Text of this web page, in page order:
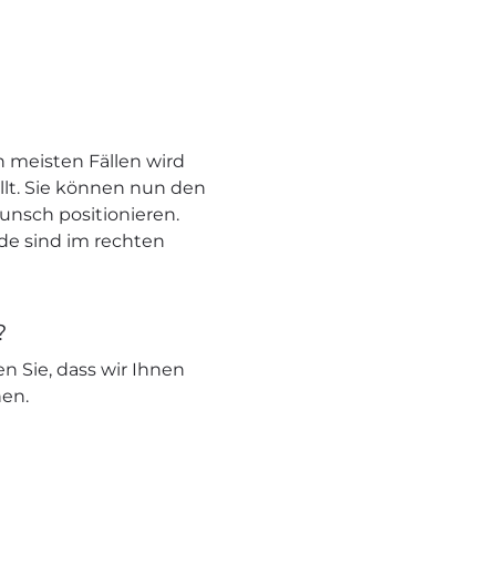
meisten Fällen wird
Sie können nun den
positionieren.
sind im rechten
Sie, dass wir Ihnen